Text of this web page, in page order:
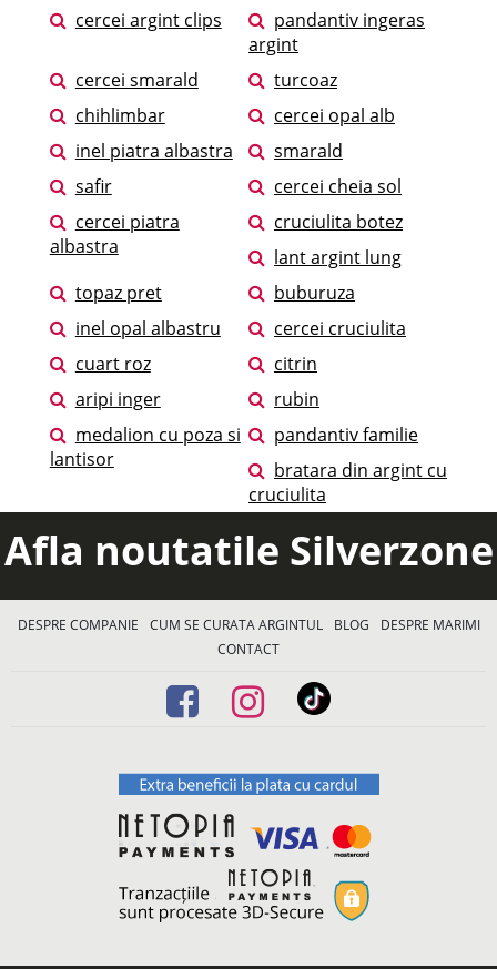
cercei argint clips
pandantiv ingeras
argint
cercei smarald
turcoaz
chihlimbar
cercei opal alb
inel piatra albastra
smarald
safir
cercei cheia sol
cercei piatra
albastra
cruciulita botez
lant argint lung
topaz pret
buburuza
inel opal albastru
cercei cruciulita
cuart roz
citrin
aripi inger
rubin
medalion cu poza si
lantisor
pandantiv familie
bratara din argint cu
cruciulita
Afla noutatile Silverzone
DESPRE COMPANIE CUM SE CURATA ARGINTUL BLOG
DESPRE MARIMI
CONTACT